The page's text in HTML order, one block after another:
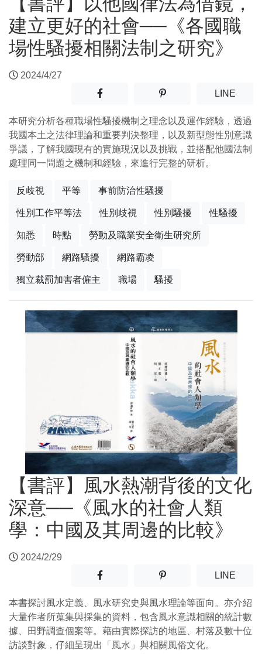
建立更好的社會──《各國職
場性騷擾相關法制之研究》
2024/4/27
分享至facebook(另開新視窗)
分享至噗浪(另開新視窗)
LINE(另開
本研究分析各種職場性騷擾機制之理念以及運作經驗，透過
我國本土之法律理論和重要判決整理，以及新型態性別意識
爭議，了解我國現有的實施現況以及挑戰，並搭配他國法制
處理同一問題之機制和經驗，來進行完整的研析。
反歧視 平等 事前防治性騷擾
性別工作平等法 性別歧視 性別騷擾 性騷擾
知悉 時點 勞動及職業安全衛生研究所
勞動部 網路騷擾 網路霸凌
獨立裁罰加害者僱主 職場 騷擾
【書評】風水熱潮背後的文化
深意──《風水的社會人類
學：中國及其周邊的比較》
2024/2/29
分享至facebook(另開新視窗)
分享至噗浪(另開新視窗)
LINE(另開
本書探討風水定義、風水研究史與風水理論等面向。亦介紹
大量作者所蒐集與採集的資料，包含風水意識相關的統計數
據、田野調查個案等。藉由實際探訪的地區、村落及數十位
訪談對象，仔細呈現出「風水」與相關風俗文化。